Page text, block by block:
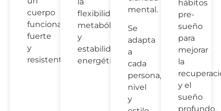
cuerpo
funcional,
fuerte
y
resistente.
la
flexibilidad
metabólica
y
estabilidad
energética.
mental.
Se
adapta
a
cada
persona,
nivel
y
hábitos
pre-
sueño
para
mejorar
la
y el
sueño
profundo.